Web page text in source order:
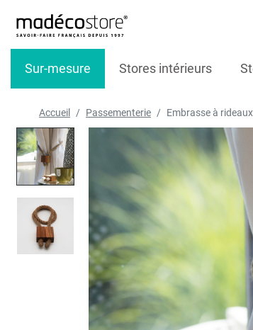
Sur-mesure Stores intérieurs
Accueil Passementerie Embrasse à